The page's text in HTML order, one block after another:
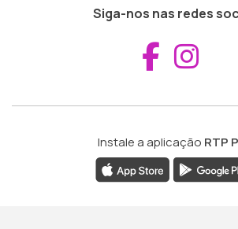
Siga-nos nas redes
Instale a aplicação RTP